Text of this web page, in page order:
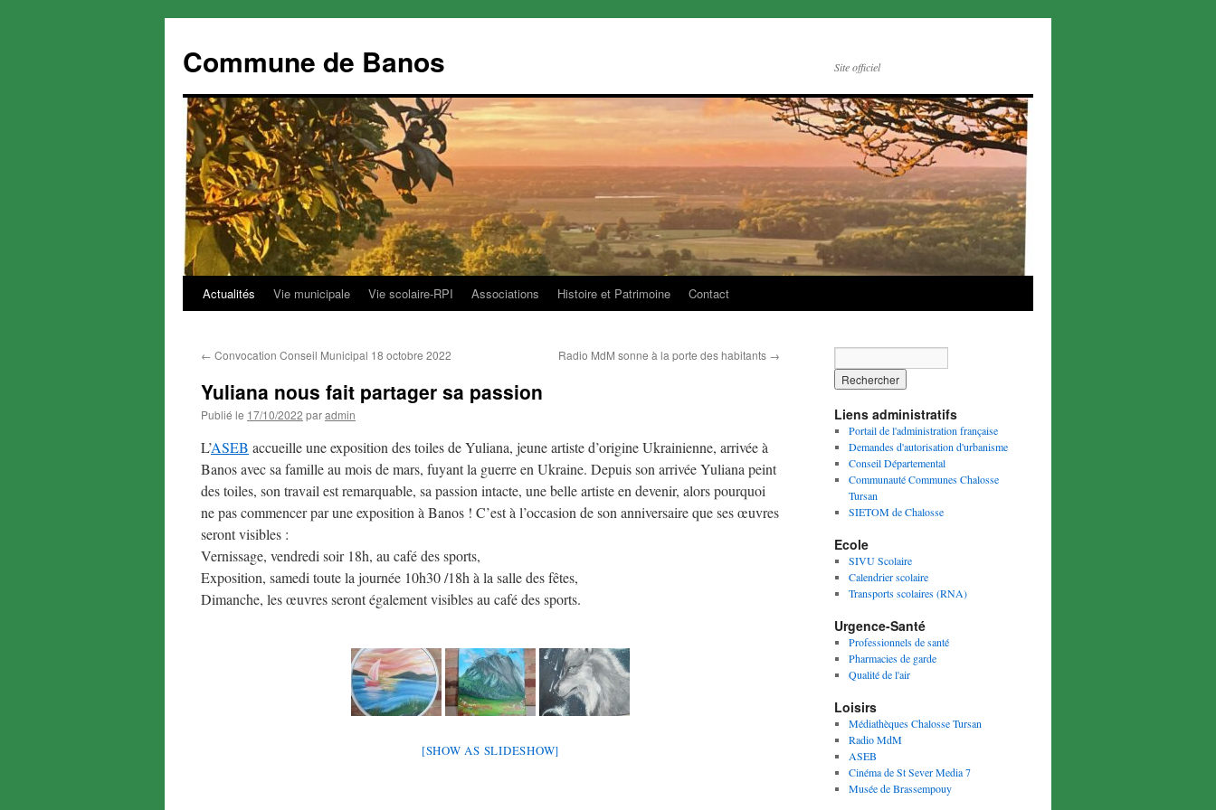
Commune de Banos Site officiel
Aller
contenu
Actualités Vie municipale Vie scolaire-RPI Associations Histoire et Patrimoine Contact
← Convocation Conseil Municipal 18 octobre 2022 Radio MdM sonne à la porte des habitants →
Yuliana nous fait partager sa passion
Publié le 17/10/2022 paradmin
L’ASEB accueille une exposition des toiles de Yuliana, jeune artiste d’origine Ukrainienne, arrivée à
Banos avec sa famille au mois de mars, fuyant la guerre en Ukraine. Depuis son arrivée Yuliana peint
des toiles, son travail est remarquable, sa passion intacte, une belle artiste en devenir, alors pourquoi
ne pas commencer par une exposition à Banos ! C’est à l’occasion de son anniversaire que ses œuvres
seront visibles :
Vernissage, vendredi soir 18h, au café des sports,
Exposition, samedi toute la journée 10h30 /18h à la salle des fêtes,
Dimanche, les œuvres seront également visibles au café des sports.
[SHOW AS SLIDESHOW]
Liens administratifs
Portail de l'administration française
Demandes d'autorisation d'urbanisme
Conseil Départemental
Communauté Communes Chalosse
Tursan
SIETOM de Chalosse
Ecole
SIVU Scolaire
Calendrier scolaire
Transports scolaires (RNA)
Urgence-Santé
Professionnels de santé
Pharmacies de garde
Qualité de l'air
Loisirs
Médiathèques Chalosse Tursan
Radio MdM
ASEB
Cinéma de St Sever Media 7
Musée de Brassempouy